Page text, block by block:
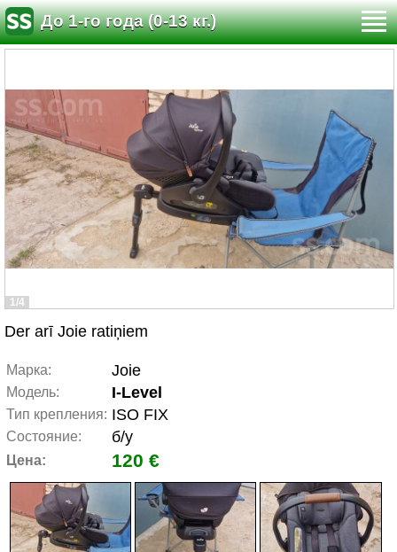
До 1-го года (0-13 кг.)
1/4
Der arī Joie ratiņiem
Марка: Joie
Модель: I-Level
Тип крепления: ISO FIX
Состояние: б/у
Цена: 120 €